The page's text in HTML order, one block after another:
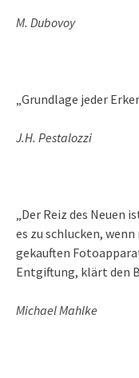
M. Dubovoy
„Grundlage jeder
J.H. Pestalozzi
„Der Reiz des Neuen
es zu schlucken,
gekauften
Entgiftung, klärt den
Michael Mahlke